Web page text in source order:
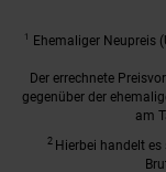
1
Ehemaliger Neupreis
Der errechnete
gegenüber der
am
2 Hierbei handelt